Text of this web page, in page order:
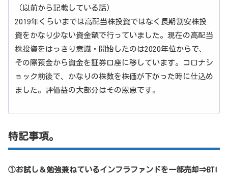
（以前から記載している話）
2019年くらいまでは高配当株投資ではなく長期割安株投
資をかなり少ない資金額で行っていました。現在の高配当
株投資をはっきり意識・開始したのは2020年位からで、
その際預金から資金を証券口座に移しています。コロナシ
ョック前後で、かなりの株数を株価が下がった時に仕込め
ました。評価益の大部分はその恩恵です。
特記事項。
①お試し＆勉強兼ねているインフラファンドを一部売却⇒BTI